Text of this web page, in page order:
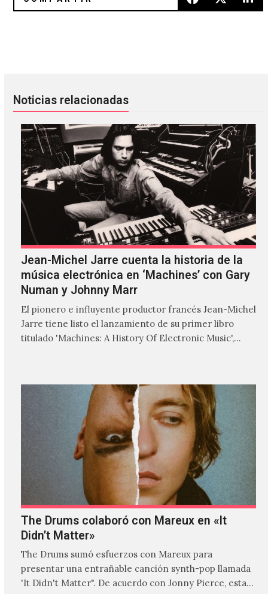
Noticias relacionadas
Jean-Michel Jarre cuenta la historia de la
música electrónica en ‘Machines’ con Gary
Numan y Johnny Marr
El pionero e influyente productor francés Jean-Michel
Jarre tiene listo el lanzamiento de su primer libro
titulado 'Machines: A History Of Electronic Music',
The Drums colaboró con Mareux en «It
Didn’t Matter»
The Drums sumó esfuerzos con Mareux para
presentar una entrañable canción synth-pop llamada
'It Didn't Matter". De acuerdo con Jonny Pierce, esta